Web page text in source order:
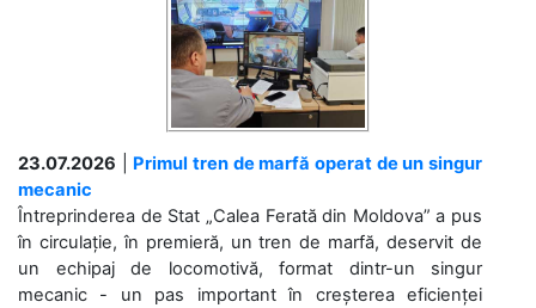
23.07.2026
Primul tren de marfă operat de un singur
mecanic
Întreprinderea de Stat „Calea Ferată din Moldova” a pus
în circulație, în premieră, un tren de marfă, deservit de
un echipaj de locomotivă, format dintr-un singur
mecanic - un pas important în creșterea eficienței